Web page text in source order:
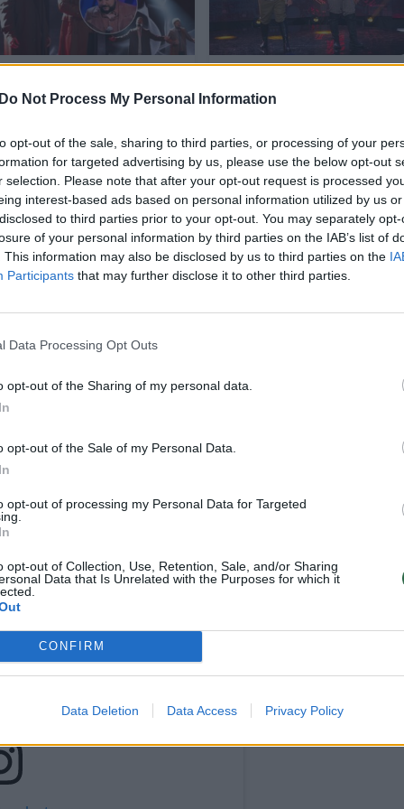
Do Not Process My Personal Information
opt-out of the sale, sharing to third parties, or processing of your
for targeted advertising by us, please use the below opt-out
selection. Please note that after your opt-out request is processed
interest-based ads based on personal information utilized by us
to third parties prior to your opt-out. You may separately
of your personal information by third parties on the IAB’s list of
This information may also be disclosed by us to third parties on the
Participants that may further disclose it to other third parties.
Data Processing Opt Outs
opt-out of the Sharing of my personal data.
opt-out of the Sale of my Personal Data.
opt-out of processing my Personal Data for Targeted
opt-out of Collection, Use, Retention, Sale, and/or Sharing
Data that Is Unrelated with the Purposes for which it
CONFIRM
Data Deletion Data Access Privacy Policy
„Žvaigždžių
duetuose“ – emocijų
Kanapeckas
nesulaikė ašarų
Paskutinė
„Žvaigždžių
pora: „Kodėl prie visų
sakei, kad manęs
nemyli?“
didelis, kad aš net nenumaniau, kaip sunku
žmogui. Ir aš labai didžiuojuosi
ir dėmesį. O tai, kad mes iškritome
– linkiu jai sėkmės ir toliau mylėti